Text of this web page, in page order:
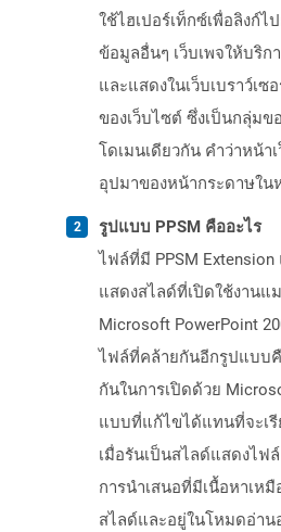
ใช้ไฮเปอร์เท็กซ์เพื่อลิงก์ไ
ข้อมูลอื่นๆ เว็บเพจให้บริก
และแสดงในเว็บเบราว์เซ
ของเว็บไซต์ ซึ่งเป็นกลุ่มข
โดเมนเดียวกัน คำว่าหน้า
อุปมาของหน้ากระดาษใน
รูปแบบ PPSM คืออะไร
ไฟล์ที่มี PPSM
แสดงสไลด์ที่เปิดใช้งานแ
Microsoft PowerPoint
ไฟล์ที่คล้ายกันอีกรูปแบบคื
กันในการเปิดด้วย
แบบที่แก้ไขได้แทนที่จะเรี
เมื่อรันเป็นสไลด์แสดงไฟ
การนำเสนอที่มีเนื้อหาเห
สไลด์และอยู่ในโหมดอ่าน